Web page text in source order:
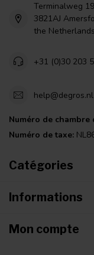
Terminalweg
3821AJ
the Netherlands
+31 (0)30 203
help@degros.nl
Numéro de chambre
Numéro de taxe:
Catégories
Informations
Mon compte